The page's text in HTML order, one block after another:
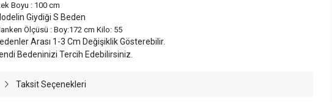
Boyu : 100 cm
Giydiği S Beden
Ölçüsü : Boy:172 cm Kilo: 55
Arası 1-3 Cm Değişiklik Gösterebilir.
Bedeninizi Tercih Edebilirsiniz.
Taksit Seçenekleri